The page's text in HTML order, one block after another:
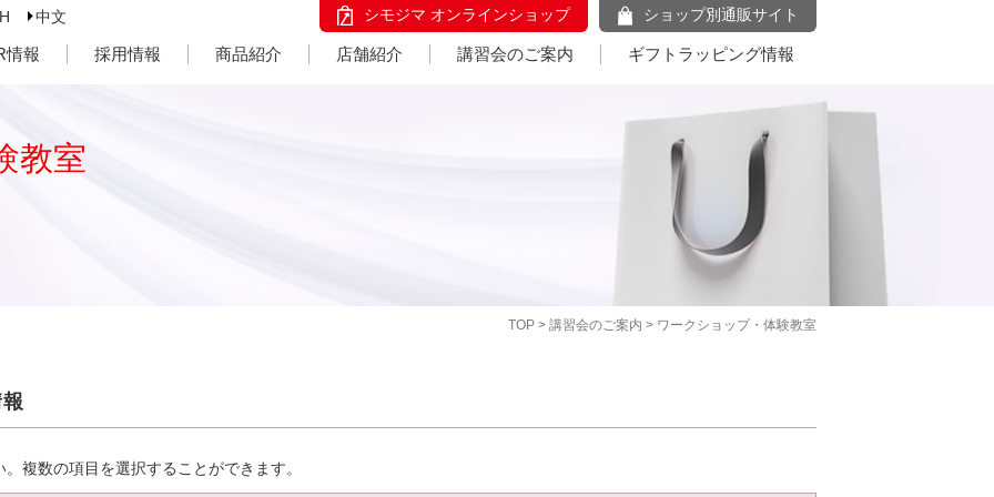
中文 シモジマ オンラインショップ ショップ別通販サイト
情報 採用情報 商品紹介 店舗紹介 講習会のご案内 ギフトラッピング情報
TOP > 講習会のご案内 > ワークショップ・体験教室
教室
複数の項目を選択することができます。